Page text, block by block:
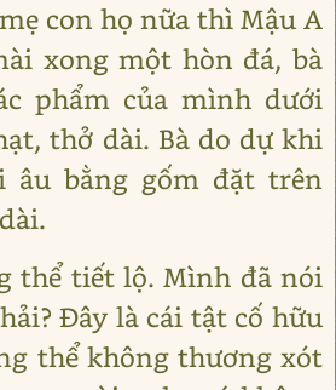
con họ nữa thì Mậu A
xong một hòn đá, bà
phẩm của mình dưới
thở dài. Bà do dự khi
âu bằng gốm đặt trên
thể tiết lộ. Mình đã nói
Đây là cái tật cố hữu
thể không thương xót